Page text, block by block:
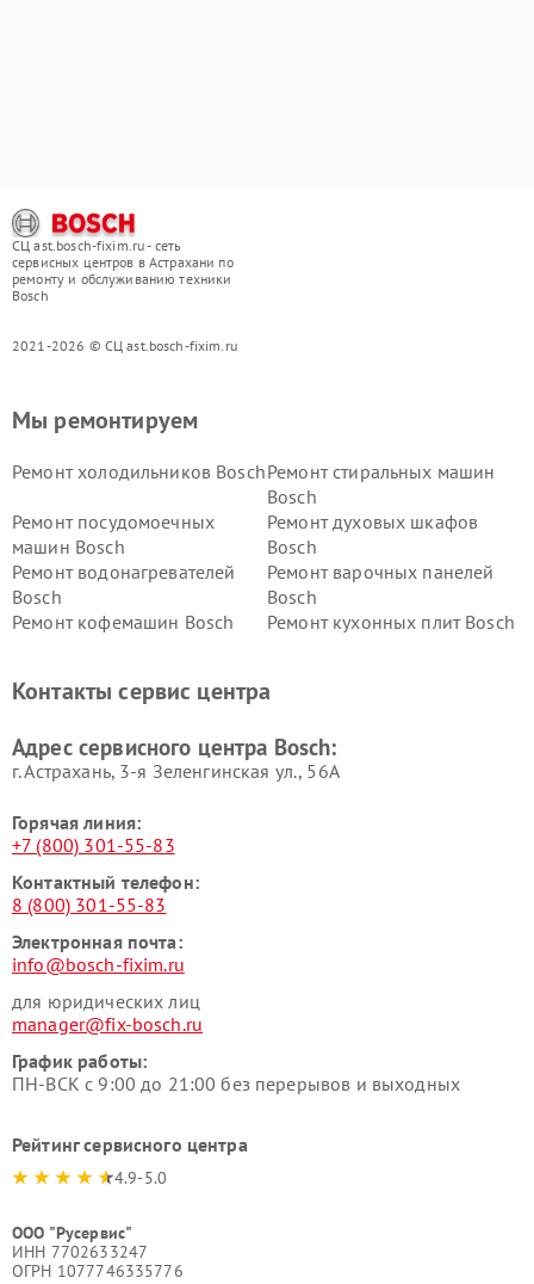
СЦ ast.bosch-fixim.ru - сеть
сервисных центров в Астрахани по
ремонту и обслуживанию техники
Bosch
2021-2026 © СЦ ast.bosch-fixim.ru
Мы ремонтируем
Ремонт холодильников BoschРемонт стиральных машин
Bosch
Ремонт посудомоечных
машин Bosch
Ремонт духовых шкафов
Bosch
Ремонт водонагревателей
Bosch
Ремонт варочных панелей
Bosch
Ремонт кофемашин Bosch
Ремонт кухонных плит Bosch
Ремонт сушильных автоматовРемонт морозильных камер
Контакты сервис центра
Адрес сервисного центра Bosch:
г. Астрахань, 3-я Зеленгинская ул., 56А
Горячая линия:
+7 (800) 301-55-83
Контактный телефон:
8 (800) 301-55-83
Электронная почта:
info@bosch-fixim.ru
для юридических лиц
manager@fix-bosch.ru
График работы:
ПН-ВСК с 9:00 до 21:00 без перерывов и выходных
Рейтинг сервисного центра
4.9-5.0
ООО "Русервис"
ИНН 7702633247
ОГРН 1077746335776